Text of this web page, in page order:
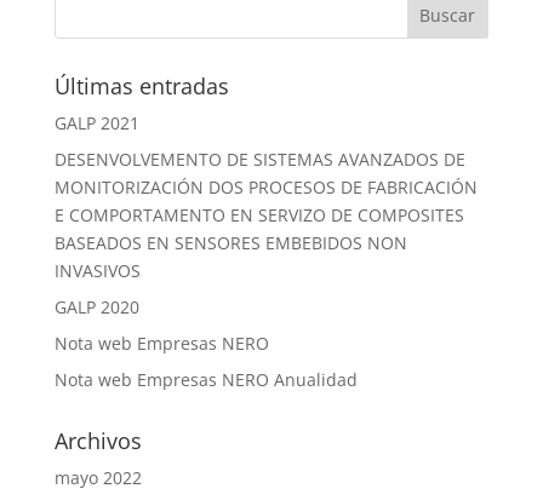
Últimas entradas
GALP 2021
DESENVOLVEMENTO DE SISTEMAS AVANZADOS DE
MONITORIZACIÓN DOS PROCESOS DE FABRICACIÓN
E COMPORTAMENTO EN SERVIZO DE COMPOSITES
BASEADOS EN SENSORES EMBEBIDOS NON
INVASIVOS
GALP 2020
Nota web Empresas NERO
Nota web Empresas NERO Anualidad
Archivos
mayo 2022